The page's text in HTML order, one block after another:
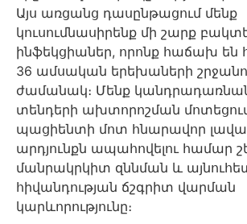
Այս առցանց դասընթացում մենք
կուսումնասիրենք մի շարք
ինֆեկցիաներ, որոնք հաճախ են
36 ամսական երեխաների
ժամանակ։ Մենք
տենդերի ախտորոշման
պացիենտի մոտ հնարավոր
արդյունքն ապահովելու համար
մանրակրկիտ զննման և
հիվանդության ճշգրիտ վարման
կարևորությունը։